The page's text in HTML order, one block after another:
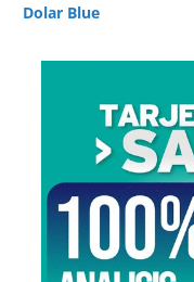
Dolar Blue